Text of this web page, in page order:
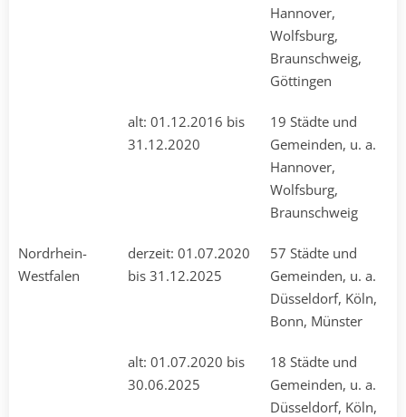
Hannover,
Wolfsburg,
Braunschweig,
Göttingen
alt: 01.12.2016 bis
31.12.2020
19 Städte und
Gemeinden, u. a.
Hannover,
Wolfsburg,
Braunschweig
Nordrhein-
Westfalen
derzeit: 01.07.2020
bis 31.12.2025
57 Städte und
Gemeinden, u. a.
Düsseldorf, Köln,
Bonn, Münster
alt: 01.07.2020 bis
30.06.2025
18 Städte und
Gemeinden, u. a.
Düsseldorf, Köln,